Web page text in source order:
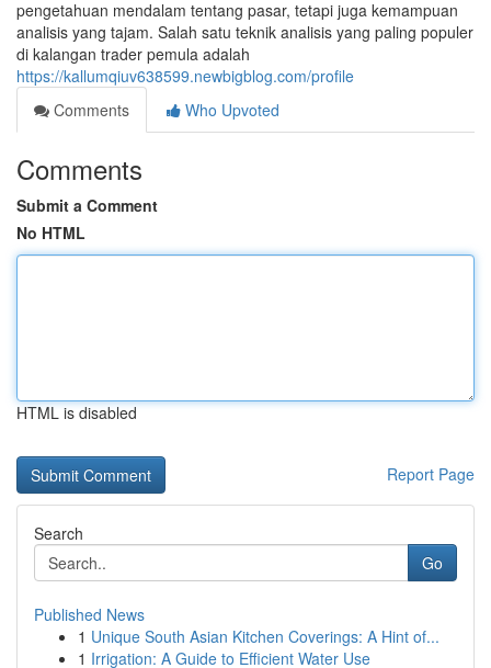
pengetahuan mendalam tentang pasar, tetapi juga kemampuan
analisis yang tajam. Salah satu teknik analisis yang paling populer
di kalangan trader pemula adalah
https://kallumqiuv638599.newbigblog.com/profile
Comments
Who Upvoted
Comments
Submit a Comment
No HTML
HTML is disabled
Report Page
Search
Go
Published News
1 Unique South Asian Kitchen Coverings: A Hint of...
1 Irrigation: A Guide to Efficient Water Use